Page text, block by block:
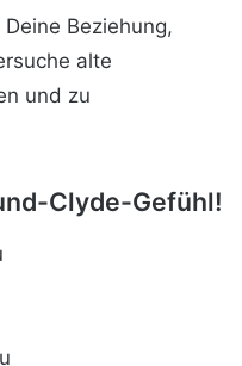
Beziehung,
alte
und zu
Clyde-Gefühl!